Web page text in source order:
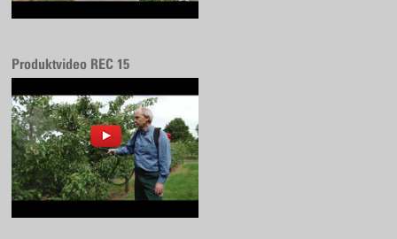
Produktvideo REC 15